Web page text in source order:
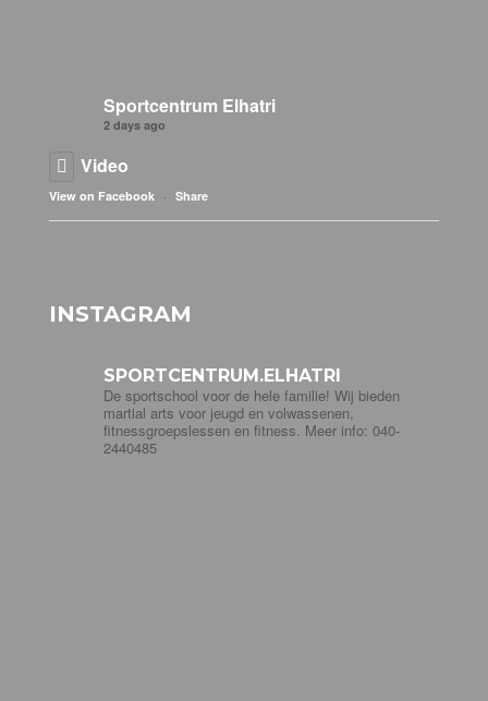
Sportcentrum Elhatri
2 days ago
Video
View on Facebook · Share
INSTAGRAM
SPORTCENTRUM.ELHATRI
De sportschool voor de hele familie! Wij bieden
martial arts voor jeugd en volwassenen,
fitnessgroepslessen en fitness. Meer info: 040-
2440485